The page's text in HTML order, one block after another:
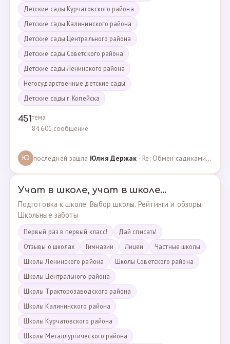
Детские сады Курчатовского района
Детские сады Калининского района
Детские сады Центрального района
Детские сады Советского района
Детские сады Ленинского района
Негосударственные детские сады
Детские сады г. Копейска
451тема
84 601 сообщение
Ю последней зашла Юлия Держак · Re: Обмен садиками, продажа путевок · 25.01.2023
Учат в школе, учат в школе...
Подготовка к школе. Выбор школы. Рейтинги и обзоры.
Школьные заботы
Первый раз в первый класс!
Дай списать!
Отзывы о школах
Гимназии Лицеи
Частные школы
Школы Ленинского района
Школы Советского района
Школы Центрального района
Школы Тракторозаводского района
Школы Калининского района
Школы Курчатовского района
Школы Металлургического района